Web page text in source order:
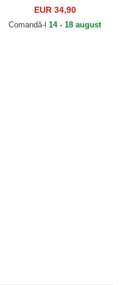
KFP TAKB Po Kung Fu
Panda de Capslab
EUR 34,90
Comandă-l 14 - 18 august